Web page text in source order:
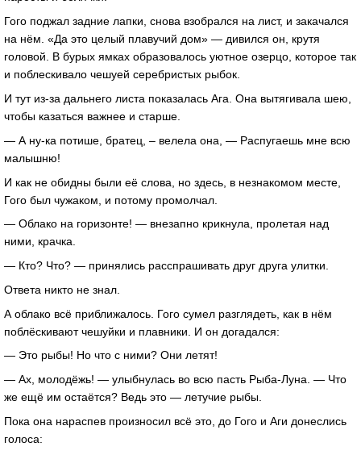
Гого поджал задние лапки, снова взобрался на лист, и закачался
на нём. «Да это целый плавучий дом» — дивился он, крутя
головой. В бурых ямках образовалось уютное озерцо, которое так
и поблескивало чешуей серебристых рыбок.
И тут из-за дальнего листа показалась Ага. Она вытягивала шею,
чтобы казаться важнее и старше.
— А ну-ка потише, братец, – велела она, — Распугаешь мне всю
малышню!
И как не обидны были её слова, но здесь, в незнакомом месте,
Гого был чужаком, и потому промолчал.
— Облако на горизонте! — внезапно крикнула, пролетая над
ними, крачка.
— Кто? Что? — принялись расспрашивать друг друга улитки.
Ответа никто не знал.
А облако всё приближалось. Гого сумел разглядеть, как в нём
поблёскивают чешуйки и плавники. И он догадался:
— Это рыбы! Но что с ними? Они летят!
— Ах, молодёжь! — улыбнулась во всю пасть Рыба-Луна. — Что
же ещё им остаётся? Ведь это — летучие рыбы.
Пока она нараспев произносил всё это, до Гого и Аги донеслись
голоса: